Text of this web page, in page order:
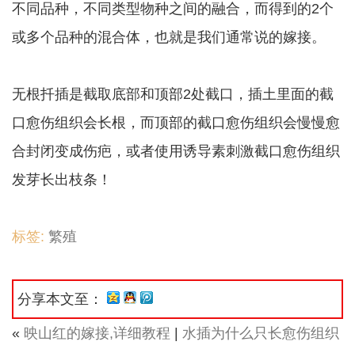
不同品种，不同类型物种之间的融合，而得到的2个
或多个品种的混合体，也就是我们通常说的嫁接。
无根扦插是截取底部和顶部2处截口，插土里面的截
口愈伤组织会长根，而顶部的截口愈伤组织会慢慢愈
合封闭变成伤疤，或者使用诱导素刺激截口愈伤组织
发芽长出枝条！
标签: 繁殖
分享本文至：
« 映山红的嫁接,详细教程
水插为什么只长愈伤组织